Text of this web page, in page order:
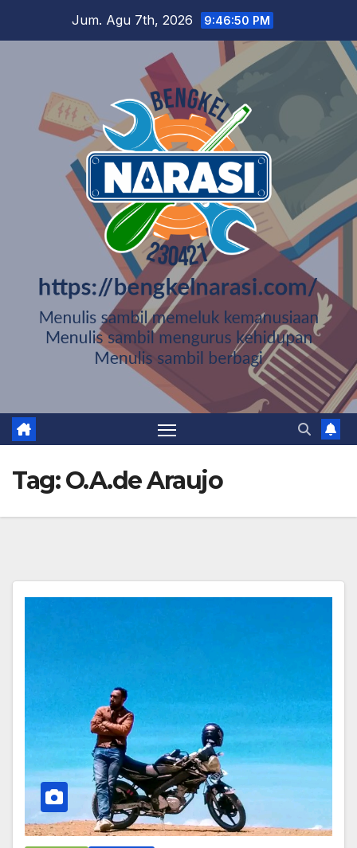
Jum. Agu 7th, 2026 9:46:51 PM
Tag:O.A.de Araujo